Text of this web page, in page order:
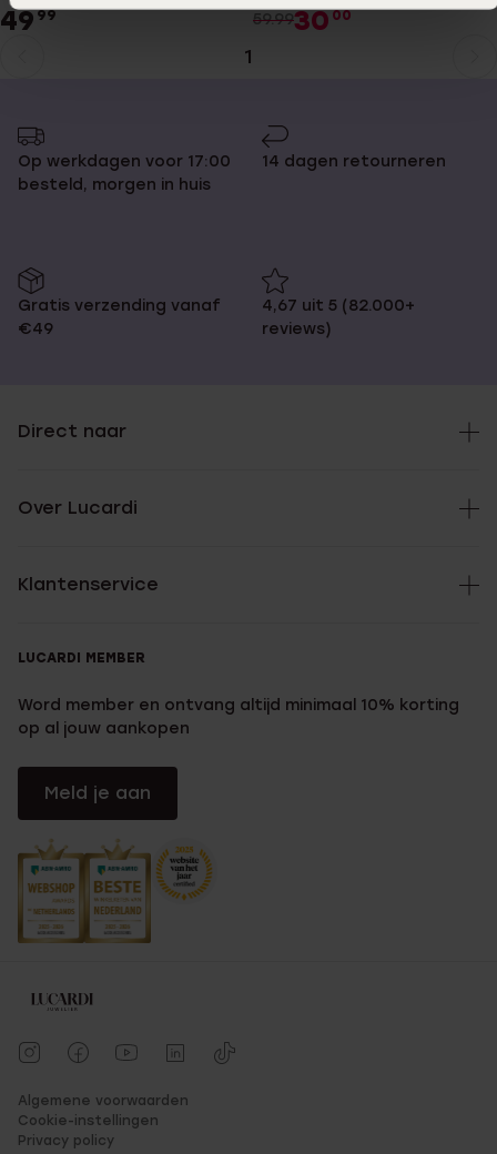
leer
49 99
59.9930 00
1
Op werkdagen voor 17:00
besteld, morgen in huis
14 dagen retourneren
Gratis verzending vanaf
€49
4,67 uit 5 (82.000+
reviews)
Direct naar
Over Lucardi
Klantenservice
LUCARDI MEMBER
Word member en ontvang altijd minimaal 10% korting
op al jouw aankopen
Meld je aan
Algemene voorwaarden
Cookie-instellingen
Privacy policy